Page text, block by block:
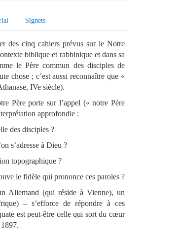
Signets
des cinq cahiers prévus sur le Notre
biblique et rabbinique et dans sa
le Père commun des disciples de
chose ; c’est aussi reconnaître que «
IVe siècle).
Père porte sur l’appel (« notre Père
approfondie :
des disciples ?
s’adresse à Dieu ?
topographique ?
le fidèle qui prononce ces paroles ?
Allemand (qui réside à Vienne), un
– s’efforce de répondre à ces
est peut-être celle qui sort du cœur